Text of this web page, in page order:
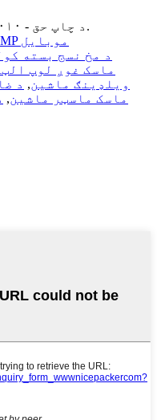
© د چاپ حق - ۲۰۱۰-۲۰۲۰: ټول حقونه خوندي دي.
د AMP موبایل
د مخ نسج بسته
ویلډینګ ماشین, د
د Kn95 ماسک ماسټر ماشین,